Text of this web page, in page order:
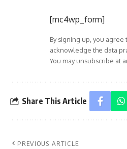
[mc4wp_form]
By signing up, you agree
acknowledge the data
You may unsubscribe at
Share This Article
PREVIOUS ARTICLE